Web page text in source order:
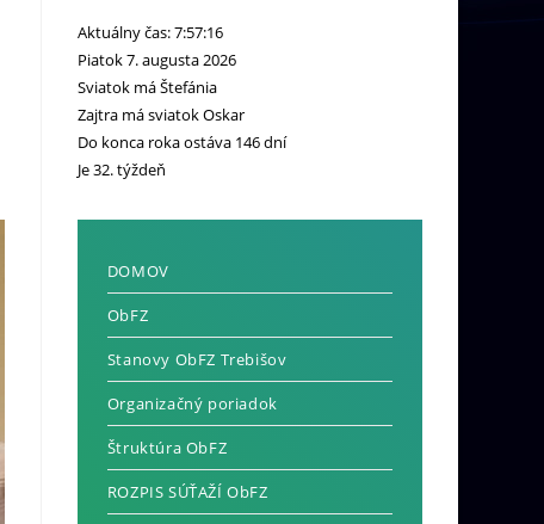
Aktuálny čas: 7:57:17
Piatok 7. augusta 2026
Sviatok má Štefánia
Zajtra má sviatok Oskar
Do konca roka ostáva 146 dní
Je 32. týždeň
DOMOV
ObFZ
Stanovy ObFZ Trebišov
Organizačný poriadok
Štruktúra ObFZ
ROZPIS SÚŤAŽÍ ObFZ